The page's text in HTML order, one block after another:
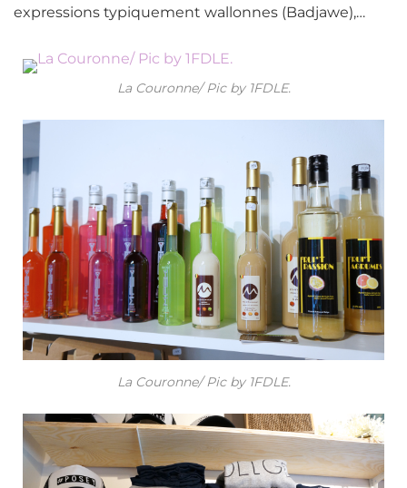
expressions typiquement wallonnes (Badjawe),…
La Couronne/ Pic by 1FDLE.
La Couronne/ Pic by 1FDLE.